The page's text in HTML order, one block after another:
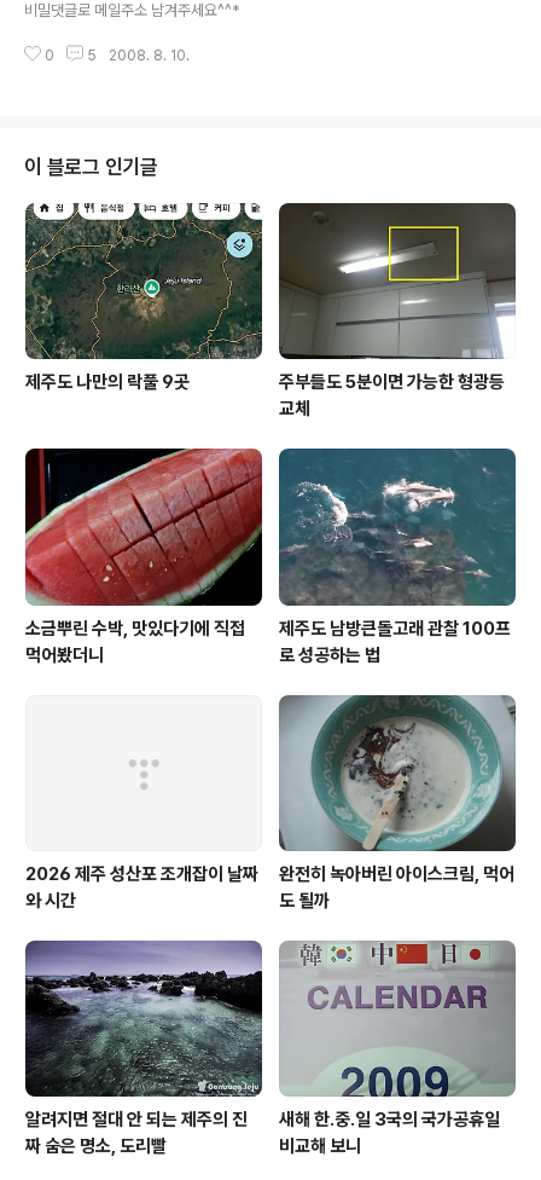
비밀댓글로 메일주소 남겨주세요^^*
0 5 2008. 8. 10.
이 블로그 인기글
제주도 나만의 락풀 9곳
주부들도 5분이면 가능한 형광등
교체
소금뿌린 수박, 맛있다기에 직접
먹어봤더니
제주도 남방큰돌고래 관찰 100프
로 성공하는 법
2026 제주 성산포 조개잡이 날짜
와 시간
완전히 녹아버린 아이스크림, 먹어
도 될까
알려지면 절대 안 되는 제주의 진
짜 숨은 명소, 도리빨
새해 한.중.일 3국의 국가공휴일
비교해 보니